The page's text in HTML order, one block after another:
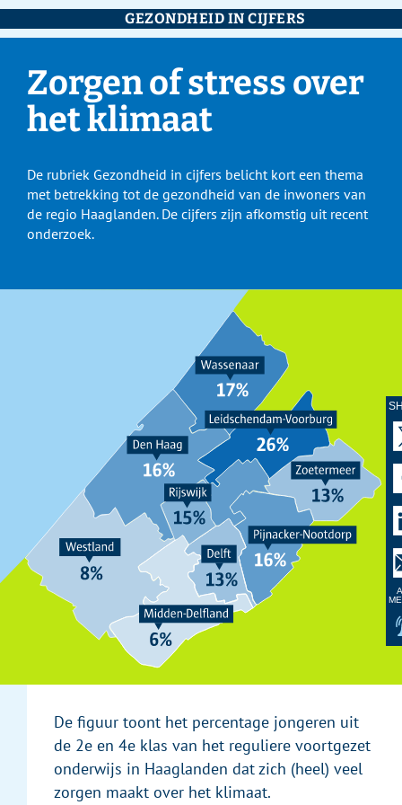
GEZONDHEID IN CIJFERS
Zorgen of stress over
het klimaat
De rubriek Gezondheid in cijfers belicht kort een thema
met betrekking tot de gezondheid van de inwoners van
de regio Haaglanden. De cijfers zijn afkomstig uit recent
onderzoek.
De figuur toont het percentage jongeren uit
de 2e en 4e klas van het reguliere voortgezet
onderwijs in Haaglanden dat zich (heel) veel
zorgen maakt over het klimaat.